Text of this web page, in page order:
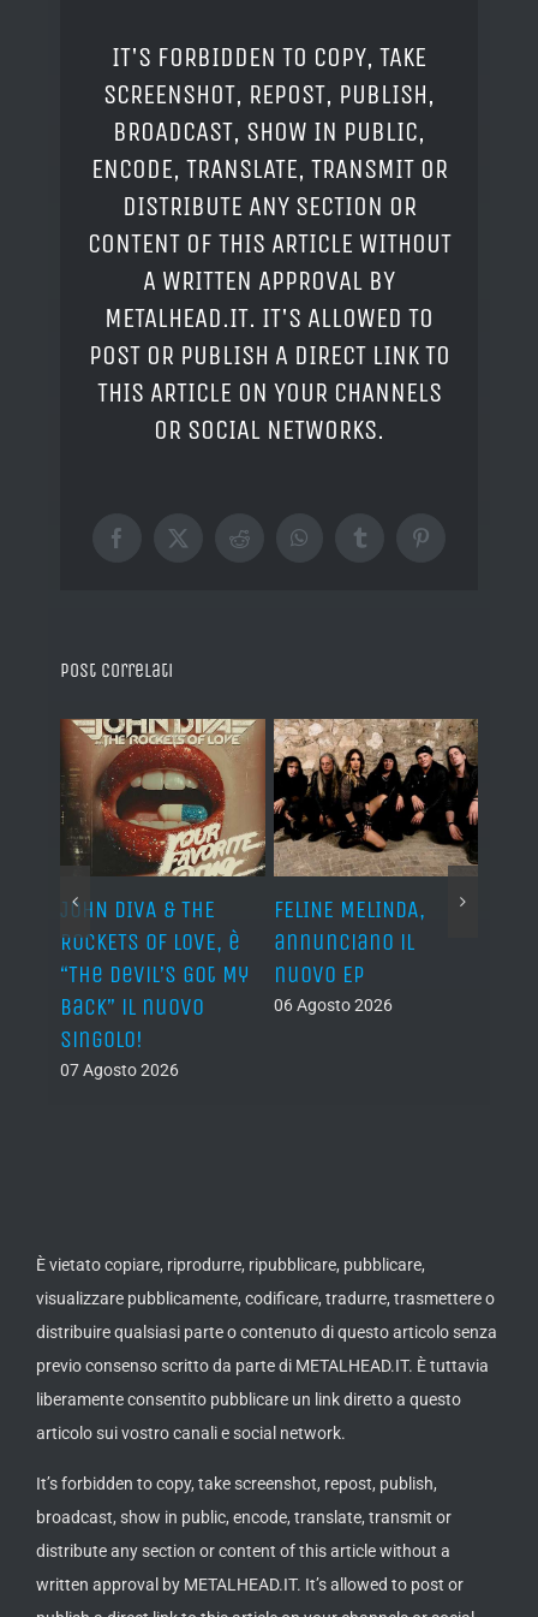
IT'S FORBIDDEN TO COPY, TAKE
SCREENSHOT, REPOST, PUBLISH,
BROADCAST, SHOW IN PUBLIC,
ENCODE, TRANSLATE, TRANSMIT OR
DISTRIBUTE ANY SECTION OR
CONTENT OF THIS ARTICLE WITHOUT
A WRITTEN APPROVAL BY
METALHEAD.IT. IT'S ALLOWED TO
POST OR PUBLISH A DIRECT LINK TO
THIS ARTICLE ON YOUR CHANNELS
OR SOCIAL NETWORKS.
Facebook
X RedditWhatsAppTumblrPinterest
Post correlati
JOHN DIVA & THE
ROCKETS OF LOVE, è
“The Devil’s Got My
Back” il nuovo
singolo!
07 Agosto 2026
FELINE MELINDA,
annunciano il
nuovo EP
06 Agosto 2026
È vietato copiare, riprodurre, ripubblicare, pubblicare,
visualizzare pubblicamente, codificare, tradurre, trasmettere o
distribuire qualsiasi parte o contenuto di questo articolo senza
previo consenso scritto da parte di METALHEAD.IT. È tuttavia
liberamente consentito pubblicare un link diretto a questo
articolo sui vostro canali e social network.
It’s forbidden to copy, take screenshot, repost, publish,
broadcast, show in public, encode, translate, transmit or
distribute any section or content of this article without a
written approval by METALHEAD.IT. It’s allowed to post or